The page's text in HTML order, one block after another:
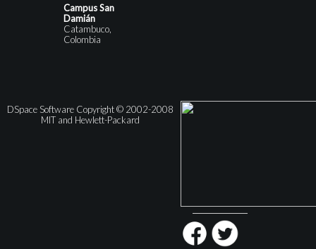
Campus San
Damián
Catambuco,
Colombia
DSpace Software Copyright © 2002-2008
MIT and Hewlett-Packard